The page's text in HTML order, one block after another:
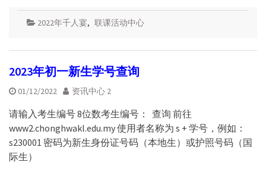
2022年千人宴, 联课活动中心
2023年初一新生学号查询
01/12/2022 资讯中心 2
请输入考生编号 8位数考生编号： 查询 前往
www2.chonghwakl.edu.my 使用者名称为 s + 学号，例如：
s230001 密码为新生身份证号码（本地生）或护照号码（国
际生）